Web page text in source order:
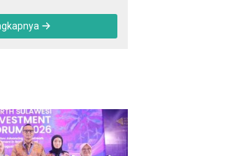
Daerah yang
Tertinggal